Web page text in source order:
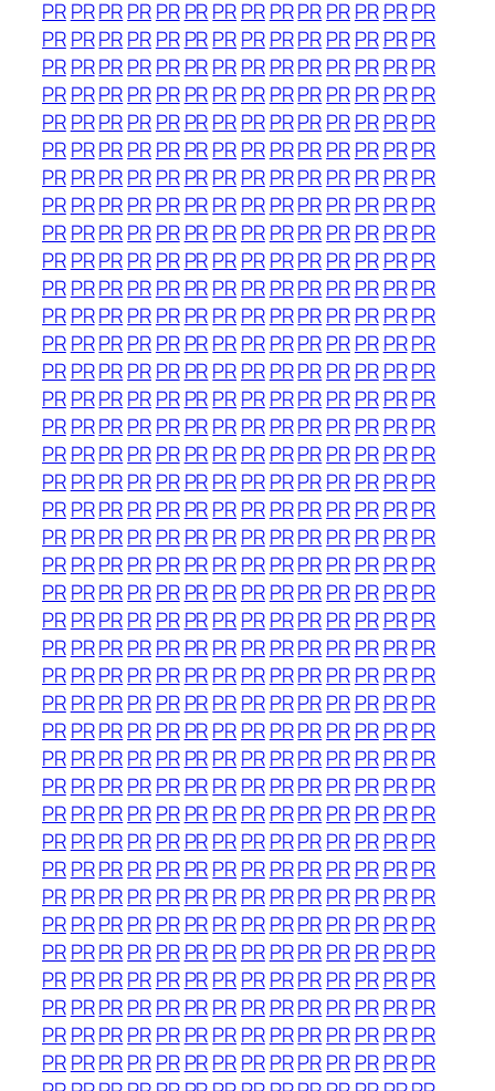
PRPRPRPRPR PRPRPRPRPRPRPR PRPR
PRPRPRPRPR PRPRPRPRPRPRPR PRPR
PRPRPRPRPR PRPRPRPRPRPRPR PRPR
PRPRPRPRPR PRPRPRPRPRPRPR PRPR
PRPRPRPRPR PRPRPRPRPRPRPR PRPR
PRPRPRPRPR PRPRPRPRPRPRPR PRPR
PRPRPRPRPR PRPRPRPRPRPRPR PRPR
PRPRPRPRPR PRPRPRPRPRPRPR PRPR
PRPRPRPRPR PRPRPRPRPRPRPR PRPR
PRPRPRPRPR PRPRPRPRPRPRPR PRPR
PRPRPRPRPR PRPRPRPRPRPRPR PRPR
PRPRPRPRPR PRPRPRPRPRPRPR PRPR
PRPRPRPRPR PRPRPRPRPRPRPR PRPR
PRPRPRPRPR PRPRPRPRPRPRPR PRPR
PRPRPRPRPR PRPRPRPRPRPRPR PRPR
PRPRPRPRPR PRPRPRPRPRPRPR PRPR
PRPRPRPRPR PRPRPRPRPRPRPR PRPR
PRPRPRPRPR PRPRPRPRPRPRPR PRPR
PRPRPRPRPR PRPRPRPRPRPRPR PRPR
PRPRPRPRPR PRPRPRPRPRPRPR PRPR
PRPRPRPRPR PRPRPRPRPRPRPR PRPR
PRPRPRPRPR PRPRPRPRPRPRPR PRPR
PRPRPRPRPR PRPRPRPRPRPRPR PRPR
PRPRPRPRPR PRPRPRPRPRPRPR PRPR
PRPRPRPRPR PRPRPRPRPRPRPR PRPR
PRPRPRPRPR PRPRPRPRPRPRPR PRPR
PRPRPRPRPR PRPRPRPRPRPRPR PRPR
PRPRPRPRPR PRPRPRPRPRPRPR PRPR
PRPRPRPRPR PRPRPRPRPRPRPR PRPR
PRPRPRPRPR PRPRPRPRPRPRPR PRPR
PRPRPRPRPR PRPRPRPRPRPRPR PRPR
PRPRPRPRPR PRPRPRPRPRPRPR PRPR
PRPRPRPRPR PRPRPRPRPRPRPR PRPR
PRPRPRPRPR PRPRPRPRPRPRPR PRPR
PRPRPRPRPR PRPRPRPRPRPRPR PRPR
PRPRPRPRPR PRPRPRPRPRPRPR PRPR
PRPRPRPRPR PRPRPRPRPRPRPR PRPR
PRPRPRPRPR PRPRPRPRPRPRPR PRPR
PRPRPRPRPR PRPRPRPRPRPRPR PRPR